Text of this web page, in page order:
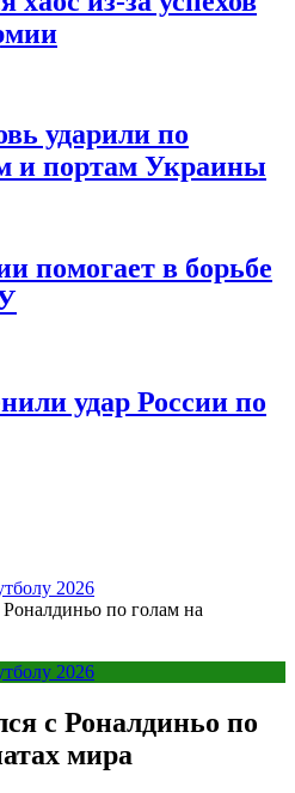
ударили по
и портам Украины
помогает в борьбе
удар России по
2026
по голам на
2026
с Роналдиньо по
мира